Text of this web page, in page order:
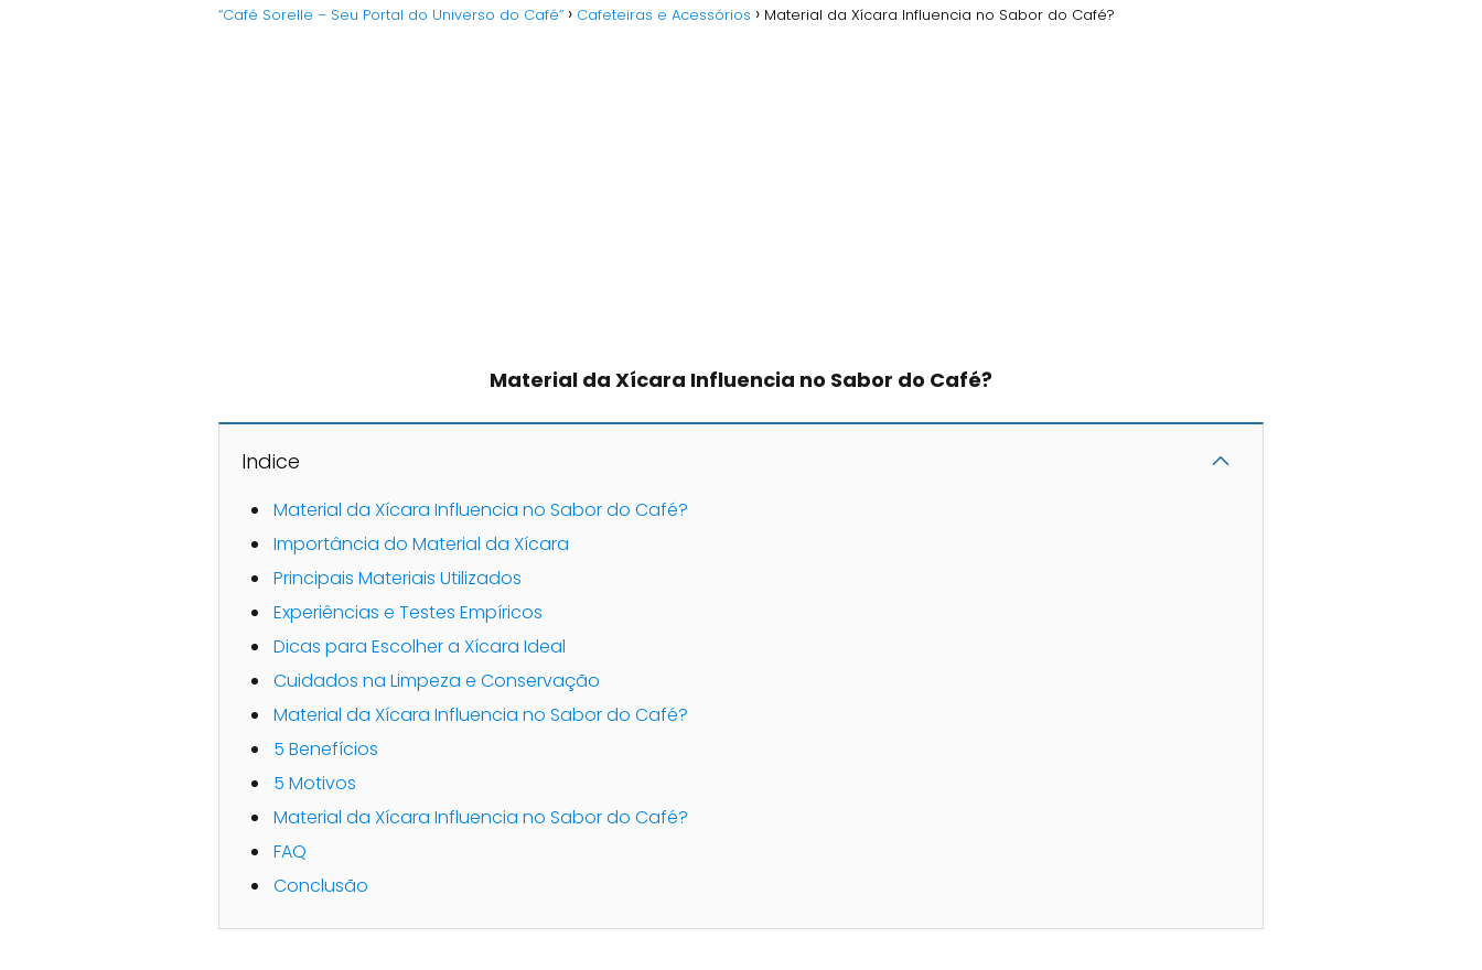
“Café Sorelle – Seu Portal do Universo do Café” Cafeteiras e Acessórios Material da Xícara Influencia no Sabor do Café?
Material da Xícara Influencia no Sabor do Café?
Indice
Material da Xícara Influencia no Sabor do Café?
Importância do Material da Xícara
Principais Materiais Utilizados
Experiências e Testes Empíricos
Dicas para Escolher a Xícara Ideal
Cuidados na Limpeza e Conservação
Material da Xícara Influencia no Sabor do Café?
5 Benefícios
5 Motivos
Material da Xícara Influencia no Sabor do Café?
FAQ
Conclusão